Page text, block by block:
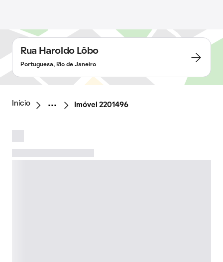
Rua Haroldo Lôbo
Portuguesa, Rio de Janeiro
Início Imóvel 2201496